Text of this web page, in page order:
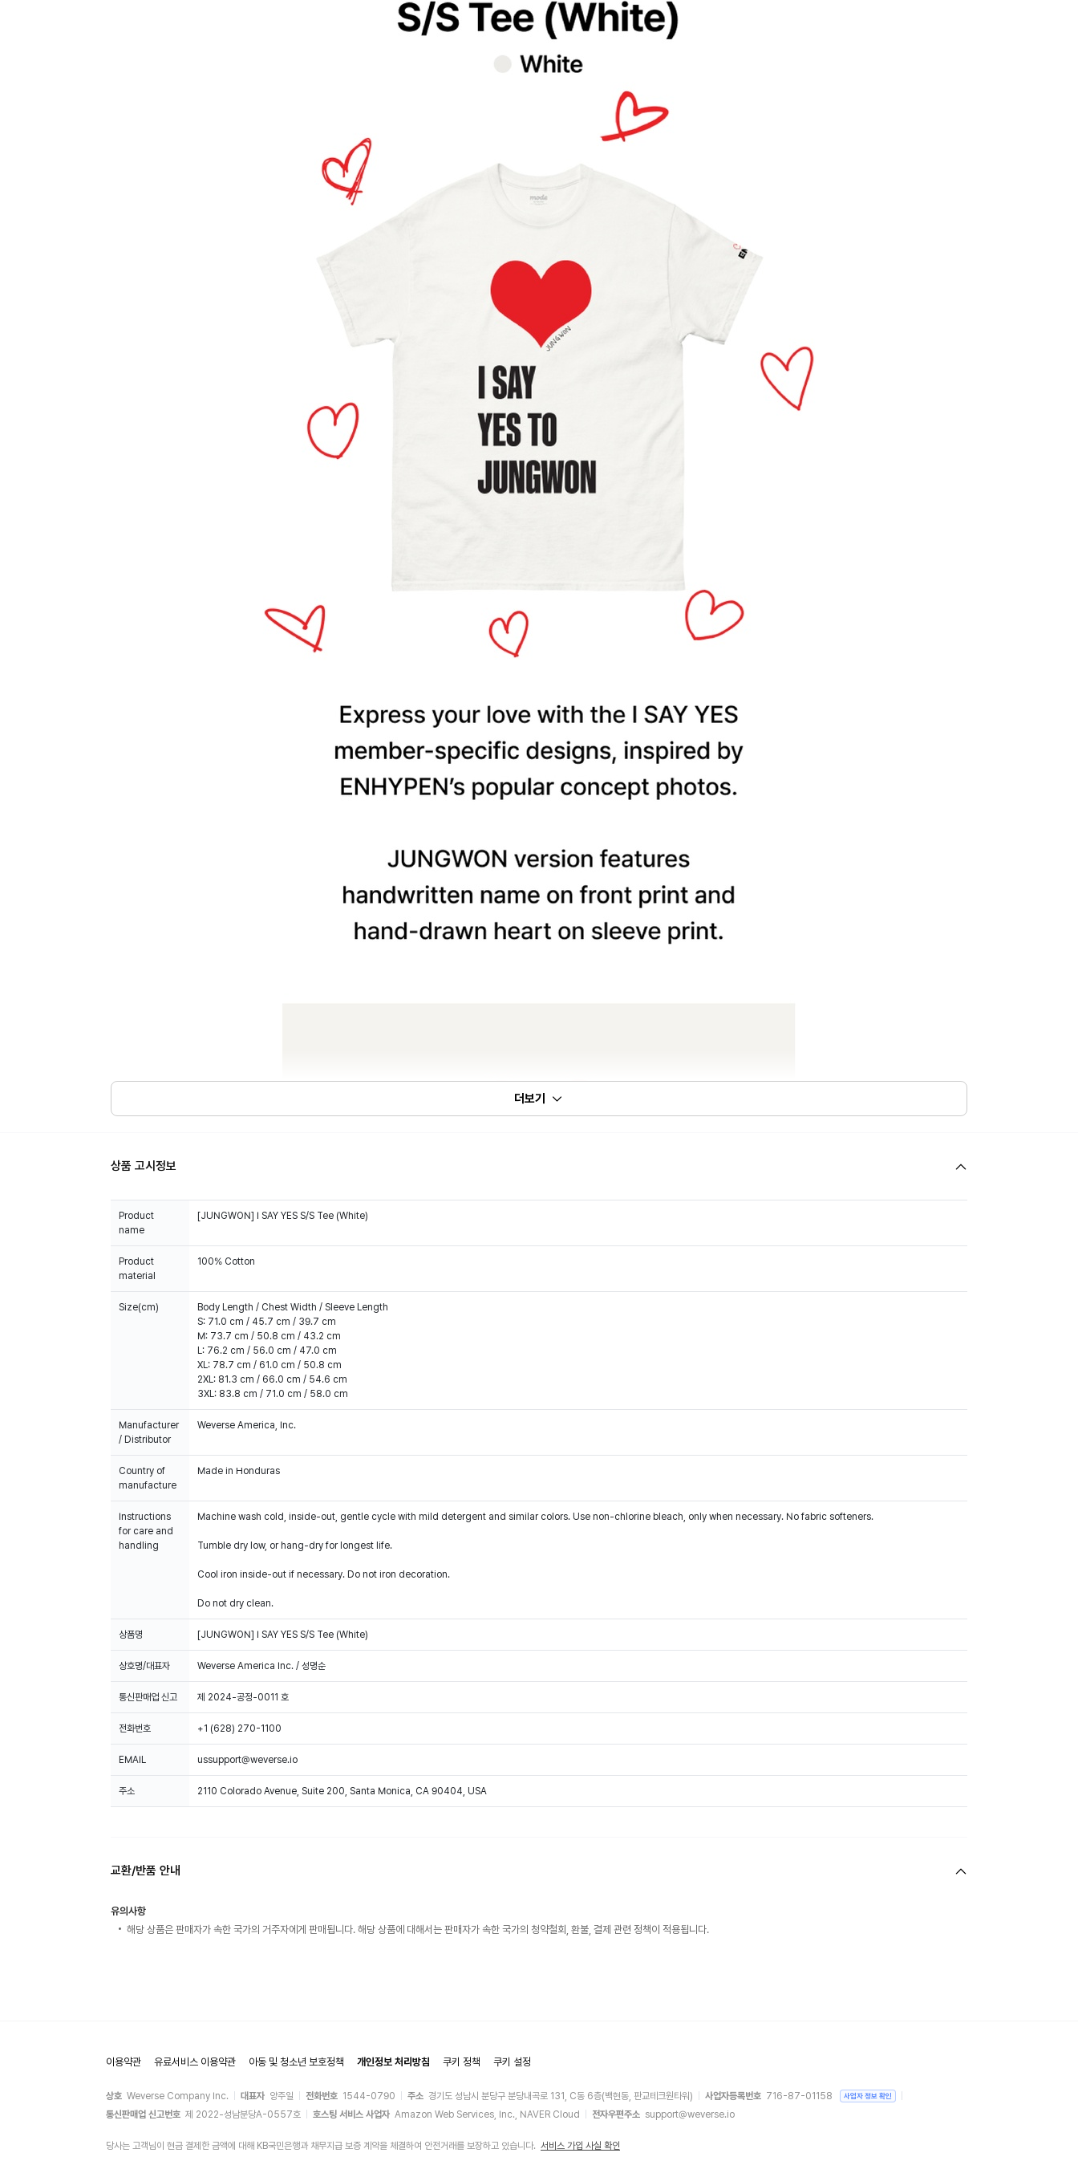
더보기
상품 고시정보
Product
name
[JUNGWON] I SAY YES S/S Tee (White)
Product
material
100% Cotton
Size(cm)
Body Length / Chest Width / Sleeve Length
S: 71.0 cm / 45.7 cm / 39.7 cm
M: 73.7 cm / 50.8 cm / 43.2 cm
L: 76.2 cm / 56.0 cm / 47.0 cm
XL: 78.7 cm / 61.0 cm / 50.8 cm
2XL: 81.3 cm / 66.0 cm / 54.6 cm
3XL: 83.8 cm / 71.0 cm / 58.0 cm
Manufacturer
/ Distributor
Weverse America, Inc.
Country of
manufacture
Made in Honduras
Instructions
for care and
handling
Machine wash cold, inside-out, gentle cycle with mild detergent and similar colors. Use non-chlorine bleach, only when necessary. No fabric softeners.
Tumble dry low, or hang-dry for longest life.
Cool iron inside-out if necessary. Do not iron decoration.
Do not dry clean.
상품명 [JUNGWON] I SAY YES S/S Tee (White)
상호명/대표자 Weverse America Inc. / 성명순
통신판매업 신고 제 2024-공정-0011 호
전화번호 +1 (628) 270-1100
EMAIL ussupport@weverse.io
주소 2110 Colorado Avenue, Suite 200, Santa Monica, CA 90404, USA
교환/반품 안내
유의사항
해당 상품은 판매자가 속한 국가의 거주자에게 판매됩니다. 해당 상품에 대해서는 판매자가 속한 국가의 청약철회, 환불, 결제 관련 정책이 적용됩니다.
이용약관 유료서비스 이용약관 아동 및 청소년 보호정책 개인정보 처리방침 쿠키 정책 쿠키 설정
상호 Weverse Company Inc. 대표자 양주일 전화번호 1544-0790 주소 경기도 성남시 분당구 분당내곡로 131, C동 6층(백현동, 판교테크원타워) 사업자등록번호 716-87-01158 사업자 정보 확인
통신판매업 신고번호 제 2022-성남분당A-0557호 호스팅 서비스 사업자 Amazon Web Services, Inc., NAVER Cloud 전자우편주소 support@weverse.io
당사는 고객님이 현금 결제한 금액에 대해 KB국민은행과 채무지급 보증 계약을 체결하여 안전거래를 보장하고 있습니다. 서비스 가입 사실 확인